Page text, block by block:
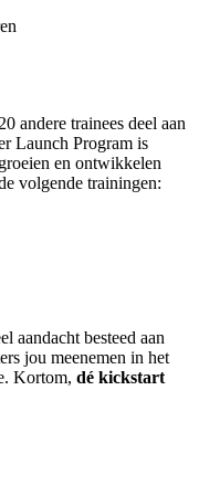
andere trainees deel aan
Launch Program is
en ontwikkelen
volgende trainingen:
aandacht besteed aan
jou meenemen in het
Kortom, dé kickstart